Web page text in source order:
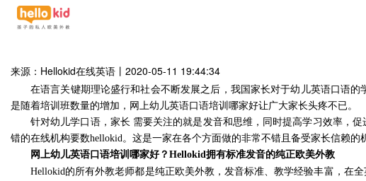
来源：Hellokid在线英语 丨 2020-05-11 19:44:34
在语言关键期理论盛行和社会不断发展之后，我国家长对于幼儿英语口语
是随着培训班数量的增加，网上幼儿英语口语培训哪家好让广大家长头疼不已。
针对幼儿学口语，家长 需要关注的就是发音和思维，同时提高学习效率，
错的在线机构要数hellokid。这是一家在各个方面做的非常不错且备受家长信赖的
网上幼儿英语口语培训哪家好？Hellokid拥有标准发音的纯正欧美外教
Hellokid的所有外教老师都是纯正欧美外教，发音标准、教学经验丰富，在